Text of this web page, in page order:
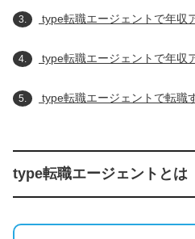
3. type転職エージェントで年収
4. type転職エージェントで年収
5. type転職エージェントで転職
type転職エージェントとは